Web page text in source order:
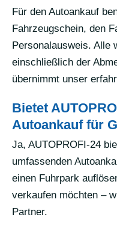
Für den Autoankauf
Fahrzeugschein, den
Personalausweis. Alle
einschließlich der
übernimmt unser
Bietet
Autoankauf für
Ja, AUTOPROFI-24
umfassenden
einen Fuhrpark
verkaufen möchten –
Partner.